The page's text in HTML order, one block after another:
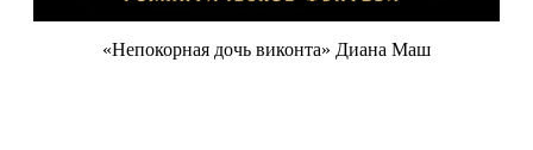
«Непокорная дочь виконта» Диана Маш